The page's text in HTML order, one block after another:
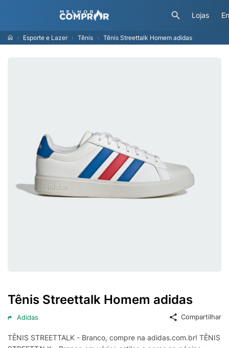
Lojas
Esporte e Lazer Tênis Tênis Streettalk Homem adidas
Tênis Streettalk Homem adidas
Adidas Compartilhar
TÊNIS STREETTALK - Branco, compre na adidas.com.br! TÊNIS